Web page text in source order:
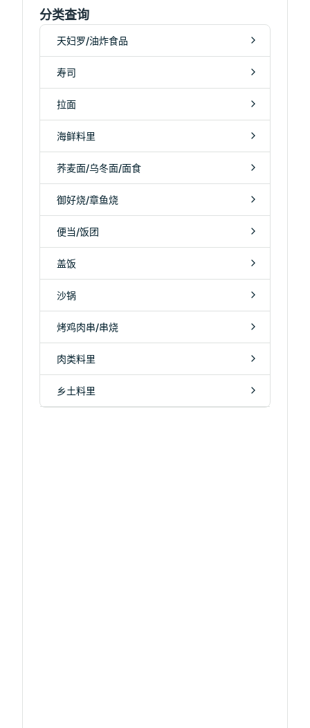
分类查询
天妇罗/油炸食品
寿司
拉面
海鲜料里
荞麦面/乌冬面/面食
御好烧/章鱼烧
便当/饭团
盖饭
沙锅
烤鸡肉串/串烧
肉类料里
乡土料里